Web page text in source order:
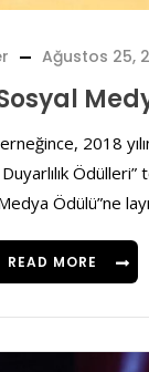
Ağustos 25,
2018
Ödülleri”
Ödülü”ne
READ MORE